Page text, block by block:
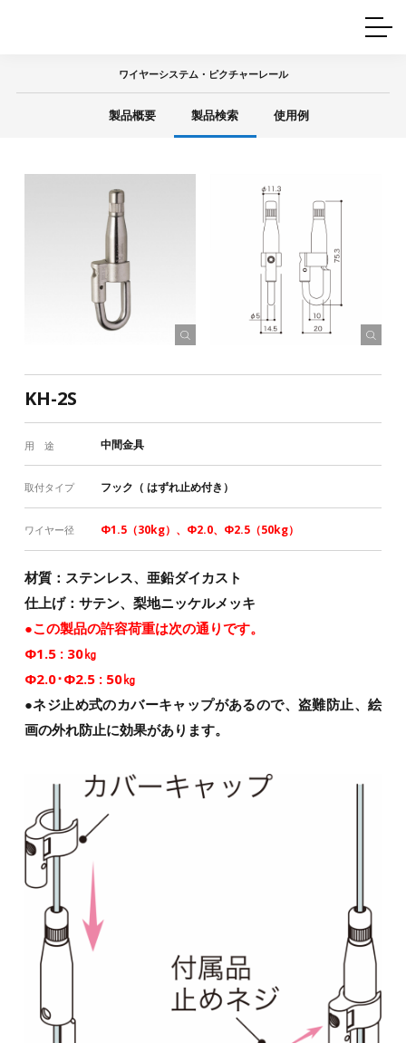
ついて
産業用ワイヤー
技術
サポート
製品の安全と品質について
グリップの使い方
図面ダウンロード
ワイヤーシステム・ピクチャーレール
製品概要 製品検索 使用例
KH-2S
用 途 中間金具
取付タイプ フック（ はずれ止め付き）
ワイヤー径 Φ1.5（30kg）、Φ2.0、Φ2.5（50kg）
材質：ステンレス、亜鉛ダイカスト
仕上げ：サテン、梨地ニッケルメッキ
●この製品の許容荷重は次の通りです。
Φ1.5 : 30㎏
Φ2.0･Φ2.5 : 50㎏
●ネジ止め式のカバーキャップがあるので、盗難防止、絵
画の外れ防止に効果があります。